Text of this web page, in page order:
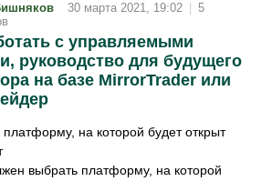
30 марта 2021, 19:02
5
с управляемыми
руководство для будущего
на базе MirrorTrader или
на которой будет открыт
выбрать платформу, на которой